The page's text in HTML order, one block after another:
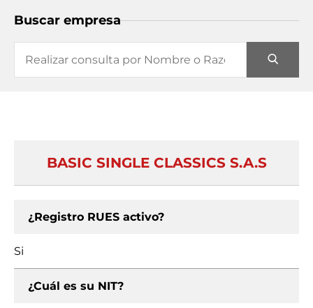
Buscar empresa
BASIC SINGLE CLASSICS S.A.S
¿Registro RUES activo?
Si
¿Cuál es su NIT?